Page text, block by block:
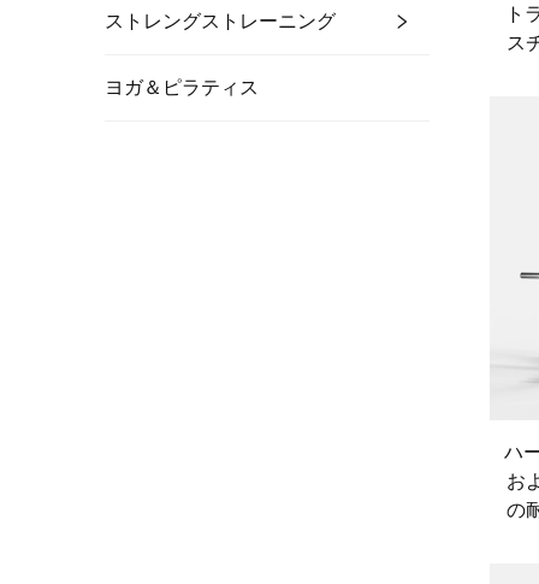
ストレングストレーニング
ヨガ＆ピラティス
ト
ス
ハ
お
の